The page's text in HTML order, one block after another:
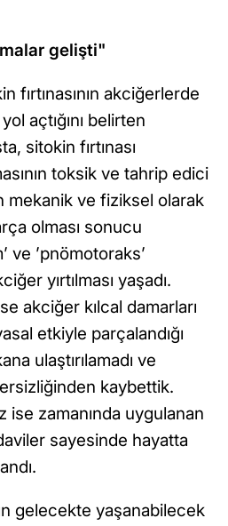
gelişti"
fırtınasının akciğerlerde
açtığını belirten
sitokin fırtınası
toksik ve tahrip edici
mekanik ve fiziksel olarak
olması sonucu
ve ’pnömotoraks’
yırtılması yaşadı.
akciğer kılcal damarları
etkiyle parçalandığı
ulaştırılamadı ve
kaybettik.
ise zamanında uygulanan
sayesinde hayatta
gelecekte yaşanabilecek